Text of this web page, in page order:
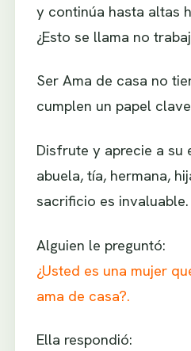
y continúa hasta altas
¿Esto se llama no
Ser Ama de casa no
cumplen un papel
Disfrute y aprecie a su
abuela, tía, hermana,
sacrificio es invaluable.
Alguien le preguntó:
¿Usted es una mujer
ama de casa?.
Ella respondió: